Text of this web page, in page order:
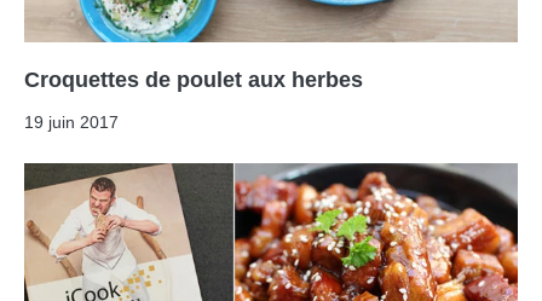
Croquettes de poulet aux herbes
19 juin 2017